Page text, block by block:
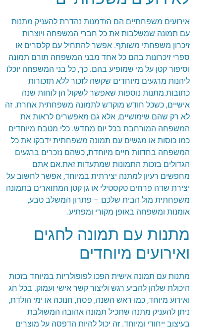
אירועים משפחתיים הם הזדמנות נהדרת להעניק מתנות
עם תמונה שמשלבות את כל חברי המשפחה ויוצרות
זיכרון משפחתי משותף. אפשר להתחיל עם קלסרים או
ספרי זיכרונות בהם כל אחד מבני המשפחה תורם תמונה
וסיפור קטן על מי שמופיע בהם. כך, כל בני המשפחה יוכלו
ליהנות מרגעים מיוחדים שקשה לזכור ללא תזכורות
כתובות.מתנות נוספות שאפשר לשקול הן לוחות שנה
אישיים, כשכל חודש מוקדש לתמונה משפחתית אחרת. זה
לא רק שהם שימושיים, אלא גם מאפשרים לראות את
המשפחה המורחבת בכל יום מחדש. כלי מטבח מיוחדים
כמו כוסות או מגשים עם תמונה משפחתית ידבקו את כל
המשפחה בחדוות חיים מיוחדת, כשהם נזכרים ברגעים
הגדולים בזכות התמונות שמתעדות זאת.אם אתם
מחפשים רעיון למתנה יצירתית במיוחד, אפשר לחשוב על
יצירת שדה פרחים טקסטילי או גן קטן המתוארים בתמונה
משפחתית מול הבית שלכם – פתרון המשלב טבע,
אומנות ומשפחה באופן מקורי ומפתיע.
מתנות עם תמונה לחגים
ואירועים מיוחדים
מתנות עם תמונה אישית הפכו לפופולריות במיוחד בזכות
היכולת שלהן להביע רגש וליצור קשר אישי ועמוק. בכל חג
ואירוע מיוחד, כמו ראש השנה, פסח, חנוכה או ימי הולדת,
ניתן להעניק מתנה שתכיל תמונה אהובה המשולבת
בעיצוב ייחודי ומיוחד. זה יכול להיות הדפסה על מוצרים